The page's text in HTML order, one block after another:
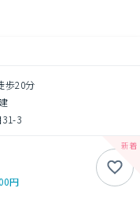
歩20分
3
円